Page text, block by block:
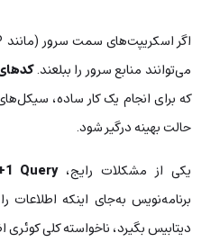
می‌توانند منابع سرور را ببلعند.
حالت بهینه درگیر شود.
یکی از مشکلات رایج،Query
برنامه‌نویس به‌جای اینکه اطلاعات
دیتابیس بگیرد، ناخواسته کلی کوئری